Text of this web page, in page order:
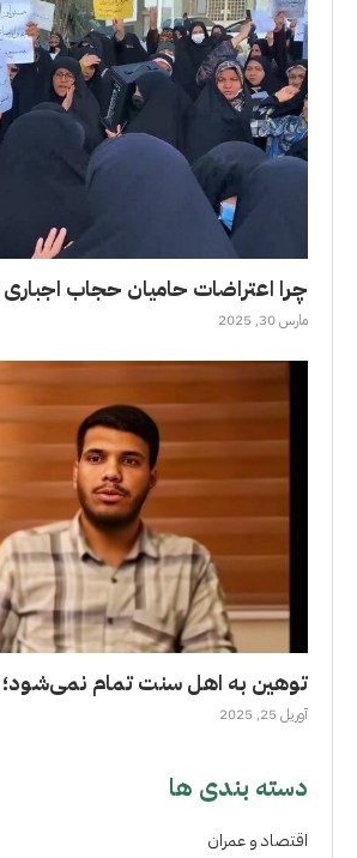
چرا اعتراضات حامیان حجاب اجباری
مارس 30, 2025
توهین به اهل سنت تمام نمی‌شود؛
آوریل 25, 2025
دسته بندی ها
اقتصاد و عمران